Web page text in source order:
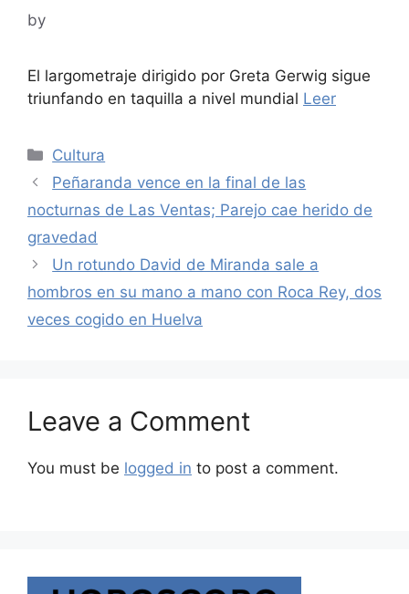
by
El largometraje dirigido por Greta Gerwig sigue
triunfando en taquilla a nivel mundial Leer
Categories
Cultura
Peñaranda vence en la final de las
nocturnas de Las Ventas; Parejo cae herido de
gravedad
Un rotundo David de Miranda sale a
hombros en su mano a mano con Roca Rey, dos
veces cogido en Huelva
Leave a Comment
You must be logged in to post a comment.